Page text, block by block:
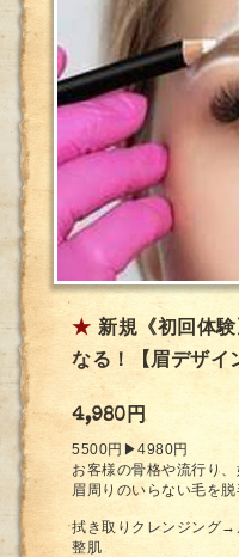
★ 新規《初回体
なる！【眉デザイ
4,980円
5500円▶︎4980円
お客様の骨格や流行り
眉周りのいらない毛を脱
拭き取りクレンジング
整肌